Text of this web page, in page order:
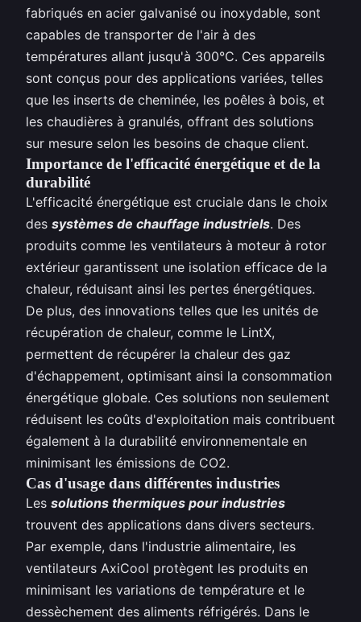
fabriqués en acier galvanisé ou inoxydable, sont
capables de transporter de l'air à des
températures allant jusqu'à 300°C. Ces appareils
sont conçus pour des applications variées, telles
que les inserts de cheminée, les poêles à bois, et
les chaudières à granulés, offrant des solutions
sur mesure selon les besoins de chaque client.
Importance de l'efficacité énergétique et de la
durabilité
L'efficacité énergétique est cruciale dans le choix
des systèmes de chauffage industriels. Des
produits comme les ventilateurs à moteur à rotor
extérieur garantissent une isolation efficace de la
chaleur, réduisant ainsi les pertes énergétiques.
De plus, des innovations telles que les unités de
récupération de chaleur, comme le LintX,
permettent de récupérer la chaleur des gaz
d'échappement, optimisant ainsi la consommation
énergétique globale. Ces solutions non seulement
réduisent les coûts d'exploitation mais contribuent
également à la durabilité environnementale en
minimisant les émissions de CO2.
Cas d'usage dans différentes industries
Les solutions thermiques pour industries
trouvent des applications dans divers secteurs.
Par exemple, dans l'industrie alimentaire, les
ventilateurs AxiCool protègent les produits en
minimisant les variations de température et le
dessèchement des aliments réfrigérés. Dans le